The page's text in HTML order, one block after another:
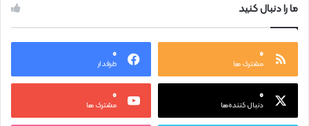
ما را دنبال کنید
۰
مشترک ها
۰
طرفدار
۰
دنبال کننده‌ها
۰
مشترک ها